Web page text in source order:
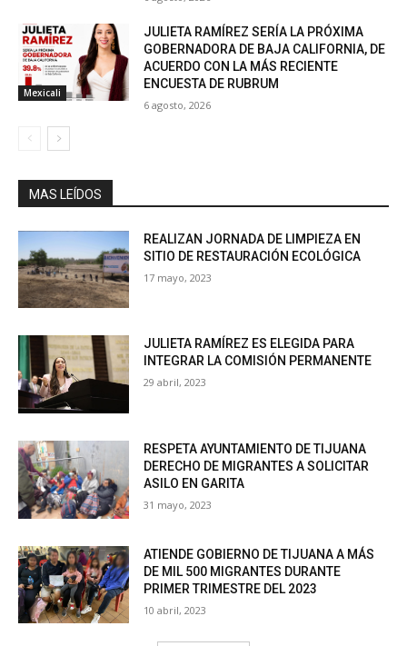
Mexicali
JULIETA RAMÍREZ SERÍA LA PRÓXIMA
GOBERNADORA DE BAJA CALIFORNIA, DE
ACUERDO CON LA MÁS RECIENTE
ENCUESTA DE RUBRUM
6 agosto, 2026
MAS LEÍDOS
REALIZAN JORNADA DE LIMPIEZA EN
SITIO DE RESTAURACIÓN ECOLÓGICA
17 mayo, 2023
JULIETA RAMÍREZ ES ELEGIDA PARA
INTEGRAR LA COMISIÓN PERMANENTE
29 abril, 2023
RESPETA AYUNTAMIENTO DE TIJUANA
DERECHO DE MIGRANTES A SOLICITAR
ASILO EN GARITA
31 mayo, 2023
ATIENDE GOBIERNO DE TIJUANA A MÁS
DE MIL 500 MIGRANTES DURANTE
PRIMER TRIMESTRE DEL 2023
10 abril, 2023